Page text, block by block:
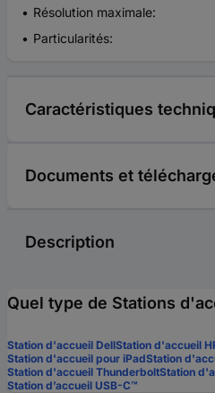
Résolution maximale:
Particularités:
Caractéristiques
Documents et
Description
Quel type de Stations
Station d'accueil DellStation d'accueil
Station d'accueil pour iPadStation
Station d'accueil ThunderboltStation
Station d’accueil USB-C™